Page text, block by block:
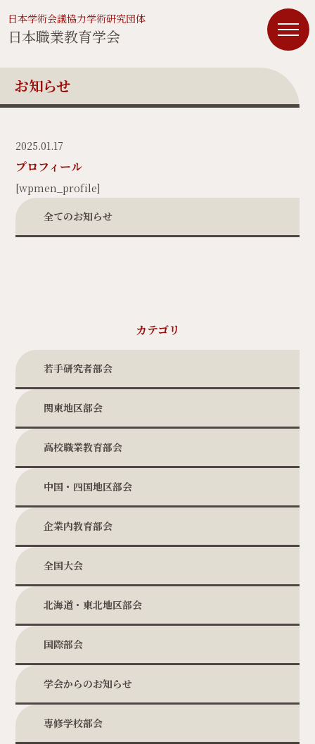
日本学術会議協力学術研究団体
日本職業教育学会
お知らせ
全てのお知らせ
カテゴリ
若手研究者部会
関東地区部会
高校職業教育部会
中国・四国地区部会
企業内教育部会
全国大会
北海道・東北地区部会
国際部会
学会からのお知らせ
専修学校部会
2025.01.17
プロフィール
[wpmen_profile]